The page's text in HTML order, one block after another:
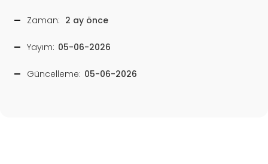
Zaman: 2 ay önce
Yayım: 05-06-2026
Güncelleme: 05-06-2026